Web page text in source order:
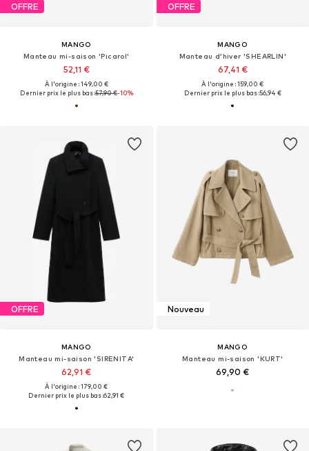
OFFRE
MANGO
Manteau mi-saison 'Picarol'
52,11 €
À l'origine : 149,00 €
Dernier prix le plus bas :57,90 €-10%
OFFRE
MANGO
Manteau d’hiver 'SHEARLIN'
67,41 €
À l'origine : 159,00 €
Dernier prix le plus bas :56,94 €
OFFRE
MANGO
Manteau mi-saison 'SIRENITA'
62,91 €
À l'origine : 179,00 €
Dernier prix le plus bas :62,91 €
Nouveau
MANGO
Manteau mi-saison 'KURT'
69,90 €